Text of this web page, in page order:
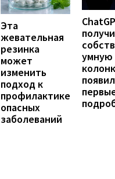
Эта
жевательная
резинка
может
изменить
подход к
профилактике
опасных
заболеваний
умную